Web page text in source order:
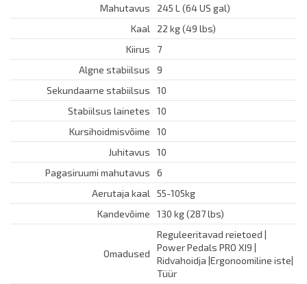
Mahutavus
245 L (64 US gal)
Kaal
22 kg (49 lbs)
Kiirus
7
Algne stabiilsus
9
Sekundaarne stabiilsus
10
Stabiilsus lainetes
10
Kursihoidmisvõime
10
Juhitavus
10
Pagasiruumi mahutavus
6
Aerutaja kaal
55-105kg
Kandevõime
130 kg (287 lbs)
Omadused
Reguleeritavad reietoed |
Power Pedals PRO XI9 |
Ridvahoidja |Ergonoomiline iste|
Tüür